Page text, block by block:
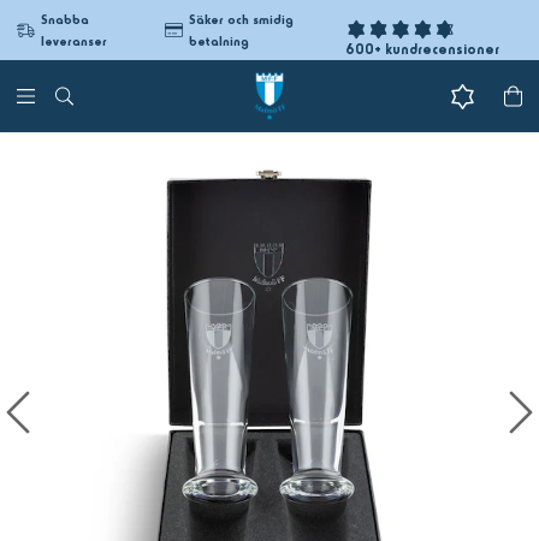
Snabba
leveranser
Säker och smidig
betalning
600+ kundrecensioner